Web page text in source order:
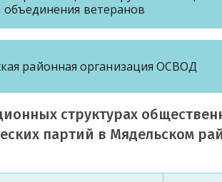
объединения ветеранов
районная организация ОСВОД
структурах
партий в Мядельском